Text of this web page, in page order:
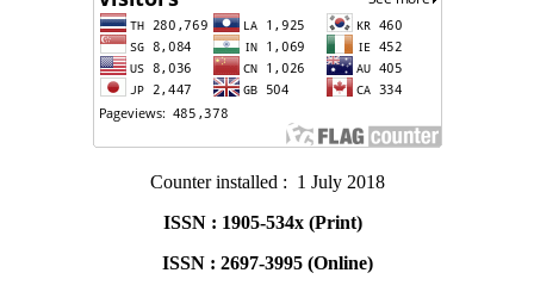
Counter installed : 1 July 2018
ISSN : 1905-534x (Print)
ISSN : 2697-3995 (Online)